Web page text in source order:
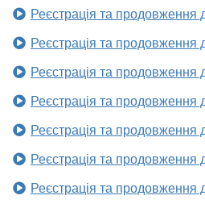
Реєстрація та продовження
Реєстрація та продовження
Реєстрація та продовження
Реєстрація та продовження
Реєстрація та продовження
Реєстрація та продовження
Реєстрація та продовження